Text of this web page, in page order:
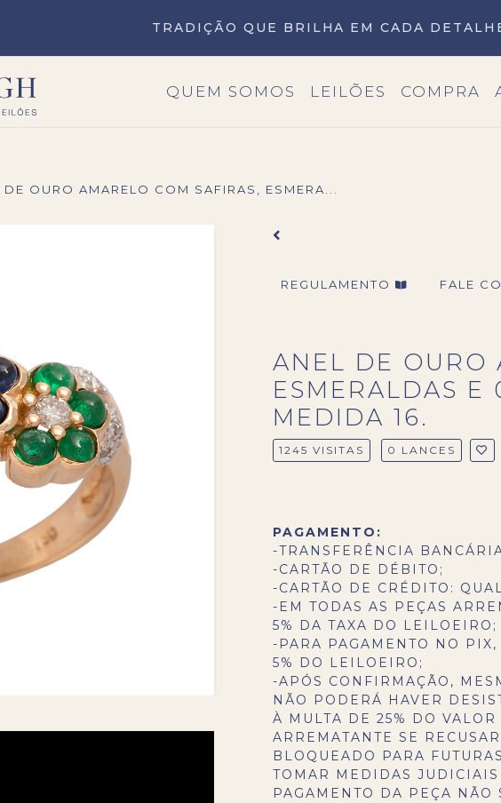
TRADIÇÃO QUE BRILHA EM CADA
QUEM SOMOS LEILÕES COMPRA
DE OURO AMARELO COM SAFIRAS, ESMERA...
REGULAMENTO FALE
ANEL DE OURO
ESMERALDAS
MEDIDA 16.
1245 VISITAS 0 LANCES
PAGAMENTO:
-TRANSFERÊNCIA
-CARTÃO DE DÉBITO;
-CARTÃO DE CRÉDITO:
-EM TODAS AS PEÇAS
5% DA TAXA DO LEILOEIRO;
-PARA PAGAMENTO NO
5% DO LEILOEIRO;
-APÓS CONFIRMAÇÃO,
NÃO PODERÁ HAVER
À MULTA DE 25% DO
ARREMATANTE SE
BLOQUEADO PARA
TOMAR MEDIDAS
PAGAMENTO DA PEÇA NÃO